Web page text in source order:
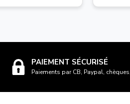
PAIEMENT SÉCURISÉ
Paiements par CB, Paypal,